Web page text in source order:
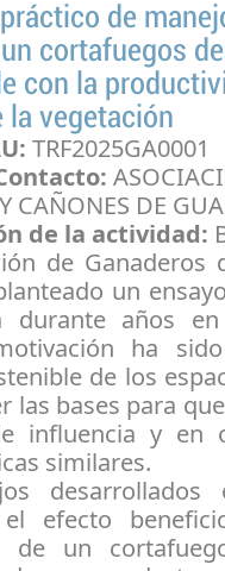
de
cortafuegos
con la
la vegetación
TRF2025GA0001
CAÑONES DE
de la actividad:
de
un
durante años
ha
de los
las bases para
influencia y en
similares.
el efecto
de un